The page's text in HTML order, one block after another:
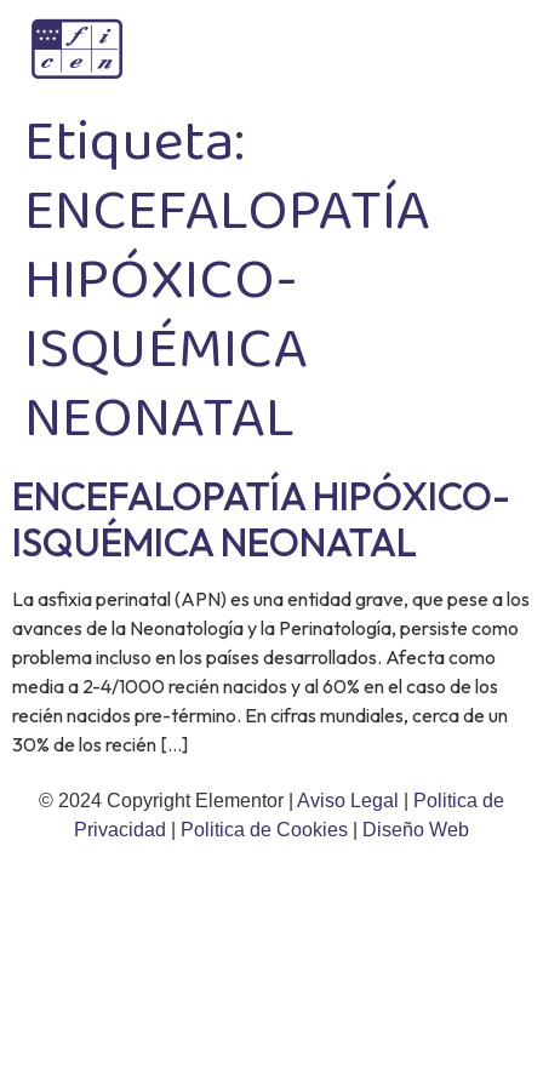
Etiqueta:
ENCEFALOPATÍA
HIPÓXICO-
ISQUÉMICA
NEONATAL
ENCEFALOPATÍA HIPÓXICO-
ISQUÉMICA NEONATAL
La asfixia perinatal (APN) es una entidad grave, que pese a los
avances de la Neonatología y la Perinatología, persiste como
problema incluso en los países desarrollados. Afecta como
media a 2-4/1000 recién nacidos y al 60% en el caso de los
recién nacidos pre-término. En cifras mundiales, cerca de un
30% de los recién […]
© 2024 Copyright Elementor | Aviso Legal
Politica de
Privacidad
Politica de Cookies Diseño Web